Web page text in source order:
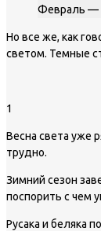
Февраль —
Но все же, как
светом. Темные
1
Весна света уже
трудно.
Зимний сезон
поспорить с чем
Русака и беляка